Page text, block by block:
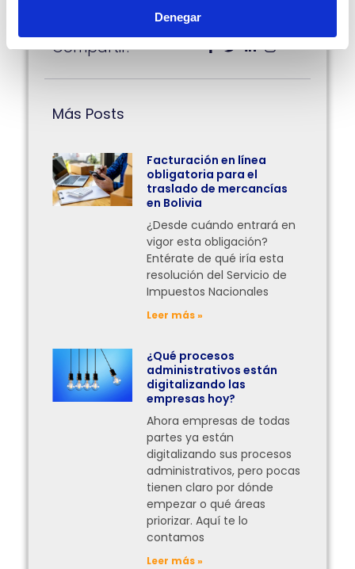
Denegar
Compartir:
Más Posts
Facturación en línea
obligatoria para el
traslado de mercancías
en Bolivia
¿Desde cuándo entrará en
vigor esta obligación?
Entérate de qué iría esta
resolución del Servicio de
Impuestos Nacionales
Leer más »
¿Qué procesos
administrativos están
digitalizando las
empresas hoy?
Ahora empresas de todas
partes ya están
digitalizando sus procesos
administrativos, pero pocas
tienen claro por dónde
empezar o qué áreas
priorizar. Aquí te lo
contamos
Leer más »